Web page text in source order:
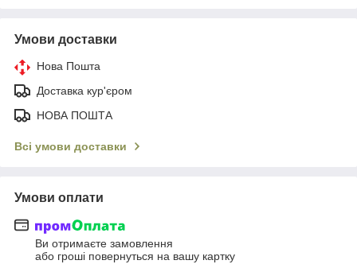
Умови доставки
Нова Пошта
Доставка кур'єром
НОВА ПОШТА
Всі умови доставки
Умови оплати
Ви отримаєте замовлення
або гроші повернуться на вашу картку